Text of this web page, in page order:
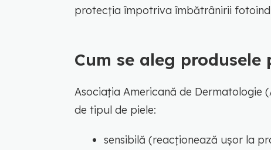
protecția împotriva îmbătrânirii
Cum se aleg produsele
Asociația Americană de Dermatologie
de tipul de piele:
sensibilă (reacționează ușor la